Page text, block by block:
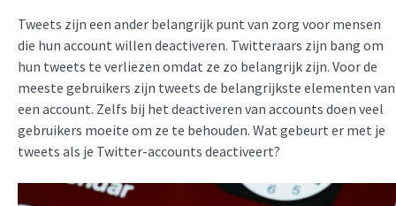
Tweets zijn een ander belangrijk punt van zorg voor mensen
die hun account willen deactiveren. Twitteraars zijn bang om
hun tweets te verliezen omdat ze zo belangrijk zijn. Voor de
meeste gebruikers zijn tweets de belangrijkste elementen van
een account. Zelfs bij het deactiveren van accounts doen veel
gebruikers moeite om ze te behouden. Wat gebeurt er met je
tweets als je Twitter-accounts deactiveert?